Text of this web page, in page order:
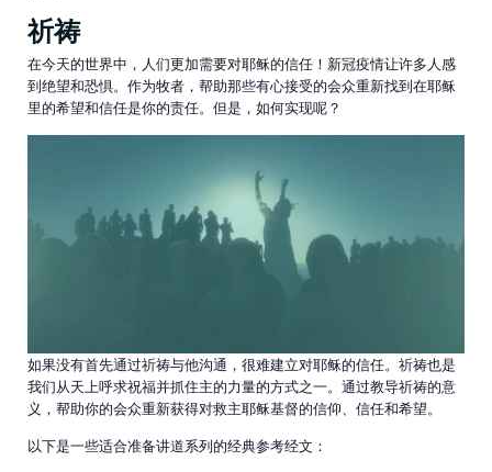
祈祷
在今天的世界中，人们更加需要对耶稣的信任！新冠疫情让许多人感
到绝望和恐惧。作为牧者，帮助那些有心接受的会众重新找到在耶稣
里的希望和信任是你的责任。但是，如何实现呢？
如果没有首先通过祈祷与他沟通，很难建立对耶稣的信任。祈祷也是
我们从天上呼求祝福并抓住主的力量的方式之一。通过教导祈祷的意
义，帮助你的会众重新获得对救主耶稣基督的信仰、信任和希望。
以下是一些适合准备讲道系列的经典参考经文：